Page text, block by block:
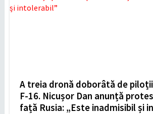
A treia dronă doborâtă de
F-16. Nicușor Dan anunță
față Rusia: „Este inadmisibil și